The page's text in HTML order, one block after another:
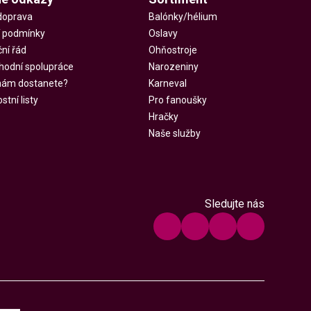
podmínky
řád
spolupráce
dostanete?
listy
Balónky/hélium
Oslavy
Ohňostroje
Narozeniny
Karneval
Pro fanoušky
Hračky
Naše služby
Sledujte nás